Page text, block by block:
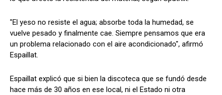
"El yeso no resiste el agua; absorbe toda la humedad, se
vuelve pesado y finalmente cae. Siempre pensamos que era
un problema relacionado con el aire acondicionado", afirmó
Espaillat.
Espaillat explicó que si bien la discoteca que se fundó desde
hace más de 30 años en ese local, ni el Estado ni otra